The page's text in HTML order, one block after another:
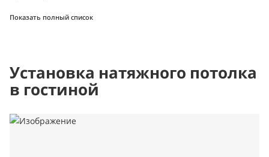
Показать полный список
Установка натяжного потолка
в гостиной